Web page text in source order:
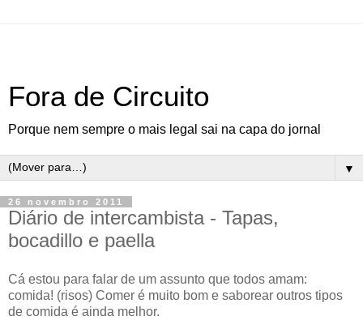
Fora de Circuito
Porque nem sempre o mais legal sai na capa do jornal
▼
26 novembro 2011
Diário de intercambista - Tapas,
bocadillo e paella
Cá estou para falar de um assunto que todos amam:
comida! (risos) Comer é muito bom e saborear outros tipos
de comida é ainda melhor.